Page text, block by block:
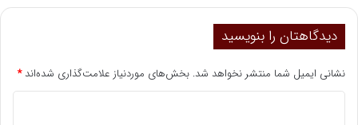
دیدگاهتان را بنویسید
نشانی ایمیل شما منتشر نخواهد شد. بخش‌های موردنیاز علامت‌گذاری شده‌اند*